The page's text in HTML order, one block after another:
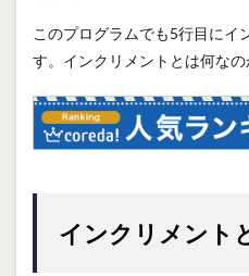
このプログラムでも5行目にイ
す。インクリメントとは何なの
インクリメント